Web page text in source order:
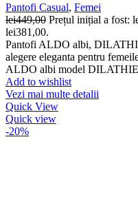
Pantofi Casual, Femei
lei449,00 Prețul inițial a fost:
lei381,00.
Pantofi ALDO albi,
alegere eleganta pentru
ALDO albi model
Add to wishlist
Vezi mai multe detalii
Quick View
Quick view
-20%